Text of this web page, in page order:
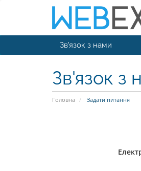
Зв'язок з нами
Зв'язок з
Головна Задати питання